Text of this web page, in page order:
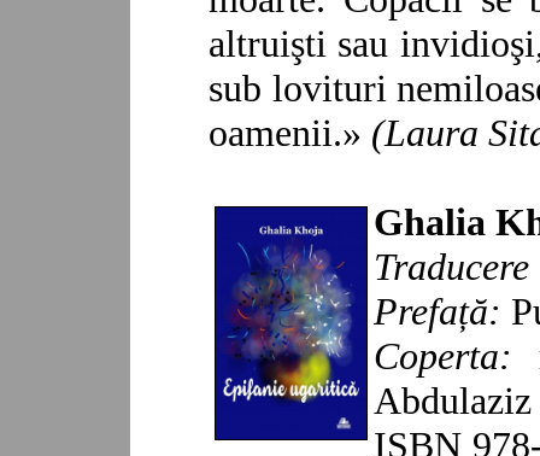
altruişti sau
sub lovituri
oamenii.» (Laura
Ghalia
Prefață:
Coperta:
Abdulaziz
ISBN